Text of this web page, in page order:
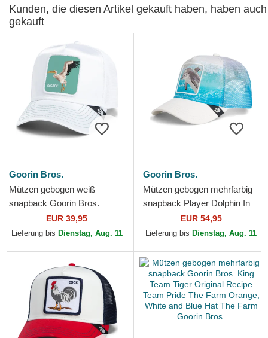
Kunden, die diesen Artikel gekauft haben, haben auch
gekauft
Goorin Bros.
Mützen gebogen weiß
snapback Goorin Bros.
Pelican Bird Escape Not Into
Yoga Great Escape The
EUR 39,95
Lieferung bis Dienstag, Aug. 11
Goorin Bros.
Mützen gebogen mehrfarbig
snapback Player Dolphin In
The Element The Farm
Goorin Bros.
EUR 54,95
Lieferung bis Dienstag, Aug. 11